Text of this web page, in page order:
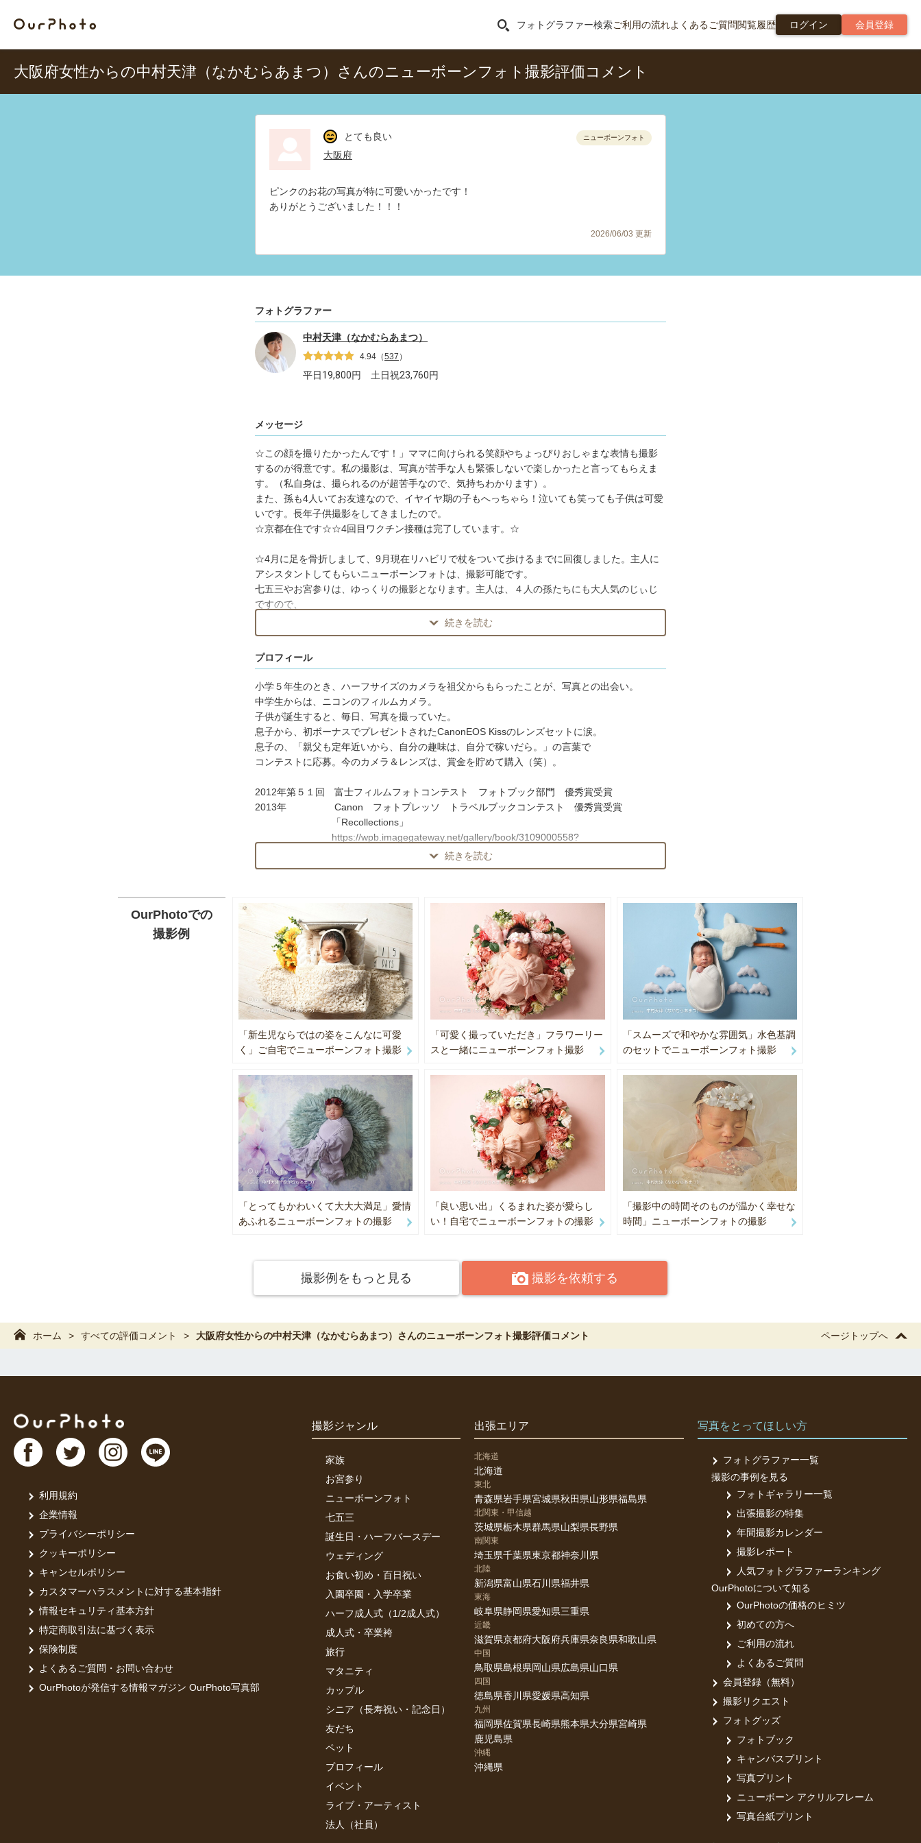
フォトグラファー検索ご利用の流れよくあるご質問閲覧履歴 ログイン 会員登録
大阪府女性からの中村天津（なかむらあまつ）さんのニューボーンフォト撮影評価コメント
とても良い
大阪府
ニューボーンフォト
ピンクのお花の写真が特に可愛いかったです！
ありがとうございました！！！
2026/06/03 更新
フォトグラファー
中村天津（なかむらあまつ）
4.94 （537 ）
平日19,800円 土日祝23,760円
メッセージ
☆この顔を撮りたかったんです！」ママに向けられる笑顔やちょっぴりおしゃまな表情も撮影
するのが得意です。私の撮影は、写真が苦手な人も緊張しないで楽しかったと言ってもらえま
す。（私自身は、撮られるのが超苦手なので、気持ちわかります）。
また、孫も4人いてお友達なので、イヤイヤ期の子もへっちゃら！泣いても笑っても子供は可愛
いです。長年子供撮影をしてきましたので。
☆京都在住です☆☆4回目ワクチン接種は完了しています。☆
☆4月に足を骨折しまして、9月現在リハビリで杖をついて歩けるまでに回復しました。主人に
アシスタントしてもらいニューボーンフォトは、撮影可能です。
七五三やお宮参りは、ゆっくりの撮影となります。主人は、４人の孫たちにも大人気のじぃじ
ですので、
子供さんの笑顔を期待できます（笑）。二人で二人三脚の撮影となります。
☆10歳の時、初デートのカップルを撮影。その写真がきっかけで二人は結婚！
富士フィルムのフォトコンテストでもカップル写真で審査員奨励賞受賞。
子供が生まれた時は、毎日子供を撮影。
２０歳で旅立った猫りりぃ。彼を上手く撮りたくてシャッター切り過ぎて、まだ購入して間も
ないカメラが耐久シャッター枚数超えでCanonサービスセンターで驚愕される！
そんな訳で、子供！カップル！ペット撮影が得意です☆
☆撮影を検討されている方は、事前にダイレクトメールをお願いします☆
☆神社により専属カメラマンのみの場合や撮影禁止の神社もあります。事前にお問い合わせを
お願いいたします☆
☆入場料等発生する場所で撮影ご希望の際はカメラマン分、施設料金等ご負担をお願い致しま
☆撮影用に赤＆ピンク＆紫＆青い番傘（子供用）、大人用は赤のみありますのでご希望でした
ら持参いたします。お問い合わせ下さい☆
☆写真だと緊張してしまい普段の自分が撮れない方。大丈夫です。私が超写るのが苦手なの
で、その気持ちすごくよ〜く分かります。ご一緒に楽しく撮影しましょう☆
今まで、七五三、お宮参り、結婚式前撮り、エステのHP用、ニューボーンフォト、
ご夫婦やお友達での旅行記念写真等、撮影させていただきました。
撮影費は、交通費込みです。公共機関の利用でお伺いしています
資格は、ドライフラワーアレンジメント講師資格。ポプリの講師資格。
ハーブコーディネーター。
京都検定２級。
〜ニューボーンフォトについて〜
横浜のアートニューボーンフォト の先駆けの先生に師事。
撮影グッズも、私が子供や孫を撮りたいものを、海外から取り寄せました。
車でに移動となりますので、スケジュールが空いていても行けない日にちがあります。
（2週間過ぎても、撮影は可能ですが、赤ちゃんの状態によって撮れる写真が限られます。それ
でも可愛い写真は撮れます）。
無い場合、駐車料金のお支払いはお願いします。
ご兄弟や、ご両親とのカット。双子ちゃんの場合は、２枠でお願いします
★ニューボーンフォト は荷物が多く搬入出の時間も含まれます。
★準備片付けに15分ほどかかります。
★赤ちゃんのペースで撮影しますので、ご希望に添えない場合もあります。
赤ちゃんが入眠しない場合は、目を開けたままの写真になる場合もあります。
★赤ちゃんは、体温調節が上手くできません。赤ちゃんを裸にしてお包みしますので、お部屋
の温度管理をお願いします。
赤ちゃんを包むブランケットもご用意ください。
★撮影前に、赤ちゃんの授乳をたっぷりしてあげてください。
ワクチンは3回接種済みです。感染には配慮して過ごしています。ご自宅にお伺いしましたら、
洗面所で、まず手洗いをさせてください。
皆さまと素敵な出会いがありますように！
続きを読む
プロフィール
小学５年生のとき、ハーフサイズのカメラを祖父からもらったことが、写真との出会い。
中学生からは、ニコンのフィルムカメラ。
子供が誕生すると、毎日、写真を撮っていた。
息子から、初ボーナスでプレゼントされたCanonEOS Kissのレンズセットに涙。
息子の、「親父も定年近いから、自分の趣味は、自分で稼いだら。」の言葉で
コンテストに応募。今のカメラ＆レンズは、賞金を貯めて購入（笑）。
2012年第５１回 富士フィルムフォトコンテスト フォトブック部門 優秀賞受賞
2013年 Canon フォトプレッソ トラベルブックコンテスト 優秀賞受賞
「Recollections」
https://wpb.imagegateway.net/gallery/book/3109000558?
2014年第５３回 富士フィルムフォトコンテスト フォトブック部門 審査員奨励賞受賞
Canonフォトプレッソ2015受賞作「窓辺のりりぃ」
2016年 第７回WJVF大会フォトコンテスト「人と動物の絆部門」ペピイ賞受賞
御苗場vol.19 関西 ヤマダイ食品賞受賞(作品がポスターとして世界中で使用さ
れる）
2017年 京都駅ビル２０周年フォトコンテスト 京都府知事賞受賞
2018年 愛顔の写真館愛媛 フォトコンテスト 優秀賞受賞
愛用機器 CanonR5 CanonR6
続きを読む
OurPhotoでの
撮影例
「新生児ならではの姿をこんなに可愛
く」ご自宅でニューボーンフォト撮影
「可愛く撮っていただき」フラワーリー
スと一緒にニューボーンフォト撮影
「スムーズで和やかな雰囲気」水色基調
のセットでニューボーンフォト撮影
「とってもかわいくて大大大満足」愛情
あふれるニューボーンフォトの撮影
「良い思い出」くるまれた姿が愛らし
い！自宅でニューボーンフォトの撮影
「撮影中の時間そのものが温かく幸せな
時間」ニューボーンフォトの撮影
撮影例をもっと見る 撮影を依頼する
ホーム すべての評価コメント 大阪府女性からの中村天津（なかむらあまつ）さんのニューボーンフォト撮影評価コメント ページトップへ
利用規約
企業情報
プライバシーポリシー
クッキーポリシー
キャンセルポリシー
カスタマーハラスメントに対する基本指針
情報セキュリティ基本方針
特定商取引法に基づく表示
保険制度
よくあるご質問・お問い合わせ
OurPhotoが発信する情報マガジン OurPhoto写真部
撮影ジャンル
家族
お宮参り
ニューボーンフォト
七五三
誕生日・ハーフバースデー
ウェディング
お食い初め・百日祝い
入園卒園・入学卒業
ハーフ成人式（1/2成人式）
成人式・卒業袴
旅行
マタニティ
カップル
シニア（長寿祝い・記念日）
友だち
ペット
プロフィール
イベント
ライブ・アーティスト
法人（社員）
出張エリア
北海道
北海道
東北
青森県岩手県宮城県秋田県山形県福島県
北関東・甲信越
茨城県栃木県群馬県山梨県長野県
南関東
埼玉県千葉県東京都神奈川県
北陸
新潟県富山県石川県福井県
東海
岐阜県静岡県愛知県三重県
近畿
滋賀県京都府大阪府兵庫県奈良県和歌山県
中国
鳥取県島根県岡山県広島県山口県
四国
徳島県香川県愛媛県高知県
九州
福岡県佐賀県長崎県熊本県大分県宮崎県
鹿児島県
沖縄
沖縄県
写真をとってほしい方
フォトグラファー一覧
撮影の事例を見る
フォトギャラリー一覧
出張撮影の特集
年間撮影カレンダー
撮影レポート
人気フォトグラファーランキング
OurPhotoについて知る
OurPhotoの価格のヒミツ
初めての方へ
ご利用の流れ
よくあるご質問
会員登録（無料）
撮影リクエスト
フォトグッズ
フォトブック
キャンバスプリント
写真プリント
ニューボーン アクリルフレーム
写真台紙プリント